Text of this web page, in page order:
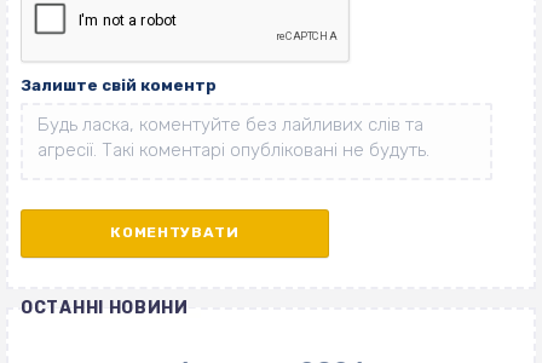
Залиште свій коментр
ОСТАННІ НОВИНИ